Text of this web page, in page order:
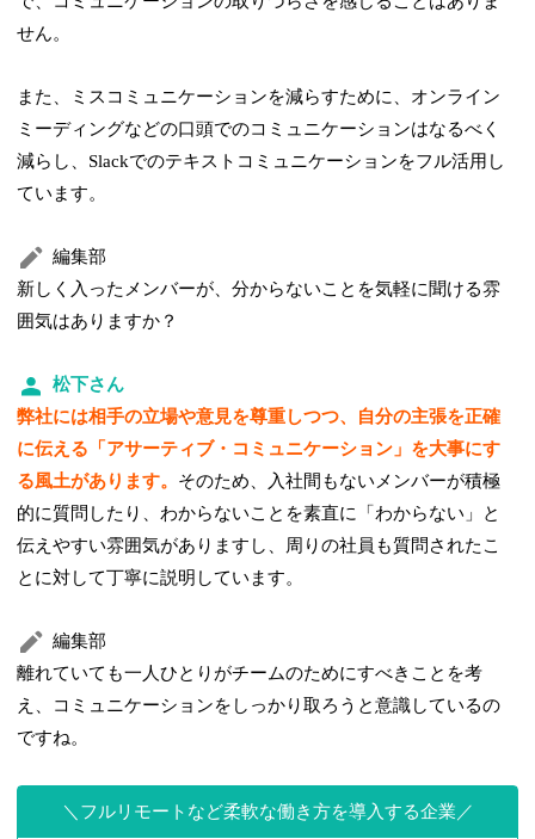
せん。
また、ミスコミュニケーションを減らすために、オンライン
ミーディングなどの口頭でのコミュニケーションはなるべく
減らし、Slackでのテキストコミュニケーションをフル活用し
ています。
編集部
新しく入ったメンバーが、分からないことを気軽に聞ける雰
囲気はありますか？
松下さん
弊社には相手の立場や意見を尊重しつつ、自分の主張を正確
に伝える「アサーティブ・コミュニケーション」を大事にす
る風土があります。 そのため、入社間もないメンバーが積極
的に質問したり、わからないことを素直に「わからない」と
伝えやすい雰囲気がありますし、周りの社員も質問されたこ
とに対して丁寧に説明しています。
編集部
離れていても一人ひとりがチームのためにすべきことを考
え、コミュニケーションをしっかり取ろうと意識しているの
ですね。
フルリモートなど柔軟な働き方を導入する企業